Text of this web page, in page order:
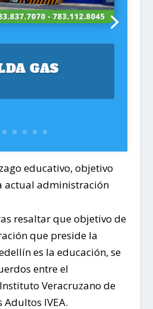
GAS
educativo, objetivo
actual administración
resaltar que objetivo de
que preside la
es la educación, se
entre el
Veracruzano de
IVEA.